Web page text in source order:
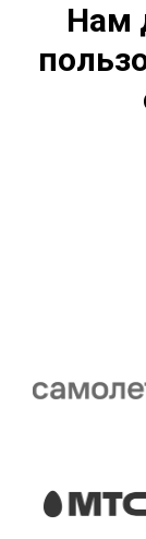
Нам
Запланируйте 45
Ответим на